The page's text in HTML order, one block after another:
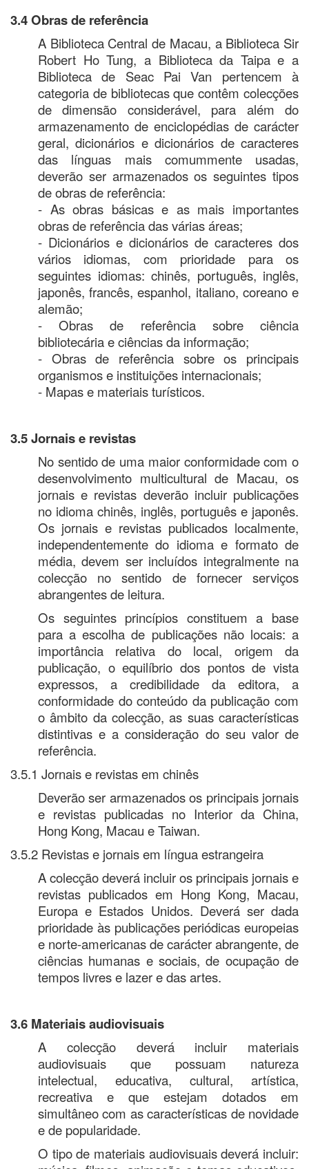
3.4 Obras de referência
A Biblioteca Central de Macau, a Biblioteca Sir
Robert Ho Tung, a Biblioteca da Taipa e a
Biblioteca de Seac Pai Van pertencem à
categoria de bibliotecas que contêm colecções
de dimensão considerável, para além do
armazenamento de enciclopédias de carácter
geral, dicionários e dicionários de caracteres
das línguas mais comummente usadas,
deverão ser armazenados os seguintes tipos
de obras de referência:
- As obras básicas e as mais importantes
obras de referência das várias áreas;
- Dicionários e dicionários de caracteres dos
vários idiomas, com prioridade para os
seguintes idiomas: chinês, português, inglês,
japonês, francês, espanhol, italiano, coreano e
alemão;
- Obras de referência sobre ciência
bibliotecária e ciências da informação;
- Obras de referência sobre os principais
organismos e instituições internacionais;
- Mapas e materiais turísticos.
3.5 Jornais e revistas
No sentido de uma maior conformidade com o
desenvolvimento multicultural de Macau, os
jornais e revistas deverão incluir publicações
no idioma chinês, inglês, português e japonês.
Os jornais e revistas publicados localmente,
independentemente do idioma e formato de
média, devem ser incluídos integralmente na
colecção no sentido de fornecer serviços
abrangentes de leitura.
Os seguintes princípios constituem a base
para a escolha de publicações não locais: a
importância relativa do local, origem da
publicação, o equilíbrio dos pontos de vista
expressos, a credibilidade da editora, a
conformidade do conteúdo da publicação com
o âmbito da colecção, as suas características
distintivas e a consideração do seu valor de
referência.
3.5.1 Jornais e revistas em chinês
Deverão ser armazenados os principais jornais
e revistas publicadas no Interior da China,
Hong Kong, Macau e Taiwan.
3.5.2 Revistas e jornais em língua estrangeira
A colecção deverá incluir os principais jornais e
revistas publicados em Hong Kong, Macau,
Europa e Estados Unidos. Deverá ser dada
prioridade às publicações periódicas europeias
e norte-americanas de carácter abrangente, de
ciências humanas e sociais, de ocupação de
tempos livres e lazer e das artes.
3.6 Materiais audiovisuais
A colecção deverá incluir materiais
audiovisuais que possuam natureza
intelectual, educativa, cultural, artística,
recreativa e que estejam dotados em
simultâneo com as características de novidade
e de popularidade.
O tipo de materiais audiovisuais deverá incluir: